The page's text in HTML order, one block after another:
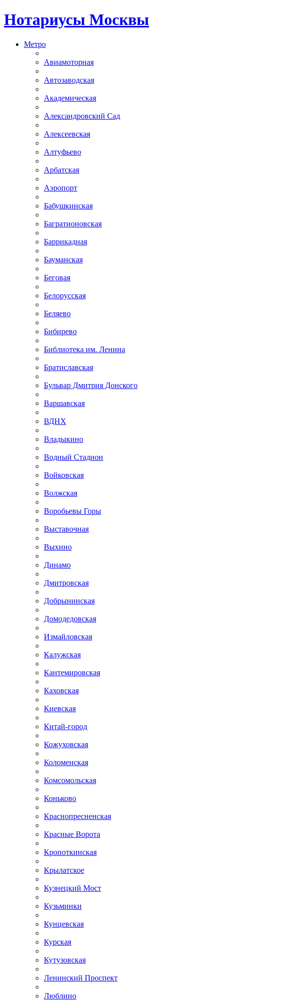
Нотариусы Москвы
Метро
Авиамоторная
Автозаводская
Академическая
Александровский Сад
Алексеевская
Алтуфьево
Арбатская
Аэропорт
Бабушкинская
Багратионовская
Баррикадная
Бауманская
Беговая
Белорусская
Беляево
Бибирево
Библиотека им. Ленина
Братиславская
Бульвар Дмитрия Донского
Варшавская
ВДНХ
Владыкино
Водный Стадион
Войковская
Волжская
Воробьевы Горы
Выставочная
Выхино
Динамо
Дмитровская
Добрынинская
Домодедовская
Измайловская
Калужская
Кантемировская
Каховская
Киевская
Китай-город
Кожуховская
Коломенская
Комсомольская
Коньково
Краснопресненская
Красные Ворота
Кропоткинская
Крылатское
Кузнецкий Мост
Кузьминки
Кунцевская
Курская
Кутузовская
Ленинский Проспект
Люблино